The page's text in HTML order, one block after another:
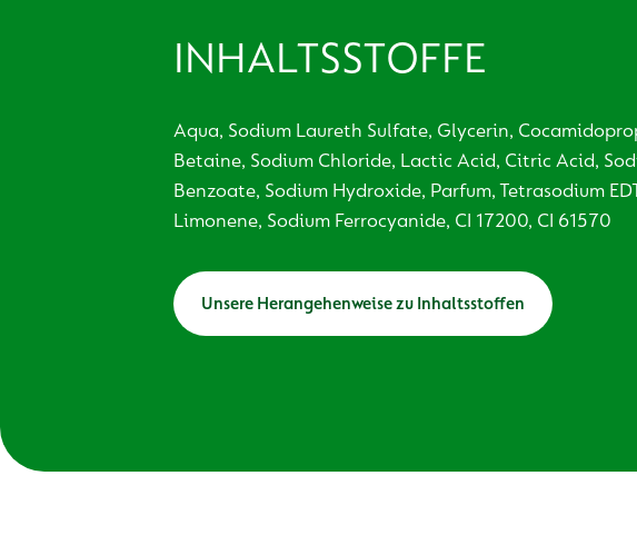
INHALTSSTOFFE
Aqua, Sodium Laureth Sulfate, Glycerin,
Betaine, Sodium Chloride, Lactic Acid, Citric Acid,
Benzoate, Sodium Hydroxide, Parfum, Tetrasodium
Limonene, Sodium Ferrocyanide, CI 17200, CI 61570
Unsere Herangehenweise zu Inhaltsstoffen